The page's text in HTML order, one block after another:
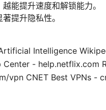
能提升速度和解锁能力。
提升隐私性。
Intelligence
- help.netflix.com
vpn CNET Best VPNs -